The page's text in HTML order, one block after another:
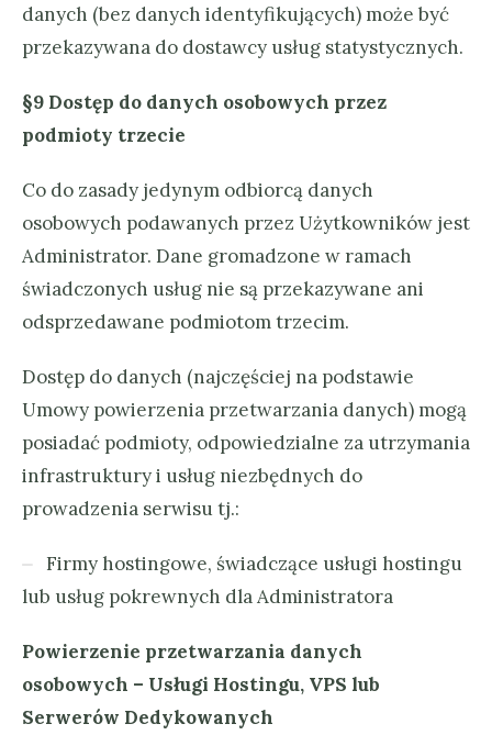
danych (bez danych identyfikujących) może być
przekazywana do dostawcy usług statystycznych.
§9 Dostęp do danych osobowych przez
podmioty trzecie
Co do zasady jedynym odbiorcą danych
osobowych podawanych przez Użytkowników jest
Administrator. Dane gromadzone w ramach
świadczonych usług nie są przekazywane ani
odsprzedawane podmiotom trzecim.
Dostęp do danych (najczęściej na podstawie
Umowy powierzenia przetwarzania danych) mogą
posiadać podmioty, odpowiedzialne za utrzymania
infrastruktury i usług niezbędnych do
prowadzenia serwisu tj.:
Firmy hostingowe, świadczące usługi hostingu
lub usług pokrewnych dla Administratora
Powierzenie przetwarzania danych
osobowych – Usługi Hostingu, VPS lub
Serwerów Dedykowanych